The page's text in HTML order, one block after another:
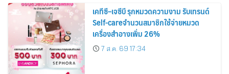
เคทีซี–เจซีบี รุกหมวดความงาม รับเทรนด์
Self-careจำนวนสมาชิกใช้จ่ายหมวด
เครื่องสำอางเพิ่ม 26%
7 ส.ค. 69 17:34